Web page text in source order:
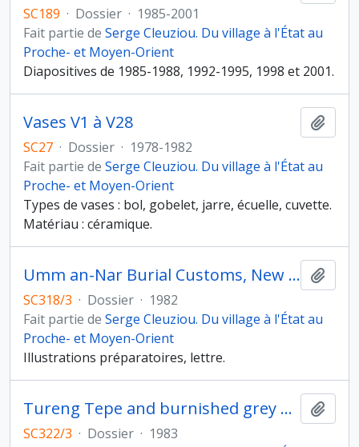
SC189 · Dossier · 1985-2001
Fait partie de Serge Cleuziou. Du village à l'État au
Proche- et Moyen-Orient
Diapositives de 1985-1988, 1992-1995, 1998 et 2001.
Vases V1 à V28
SC27 · Dossier · 1978-1982
Fait partie de Serge Cleuziou. Du village à l'État au
Proche- et Moyen-Orient
Types de vases : bol, gobelet, jarre, écuelle, cuvette.
Matériau : céramique.
Umm an-Nar Burial Customs, New evidence from Tomb A at Hili North
SC318/3 · Dossier · 1982
Fait partie de Serge Cleuziou. Du village à l'État au
Proche- et Moyen-Orient
Illustrations préparatoires, lettre.
Tureng Tepe and burnished grey ware : a question of "frontier"
SC322/3 · Dossier · 1983